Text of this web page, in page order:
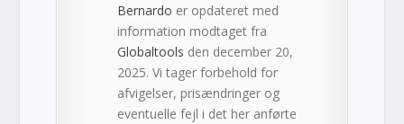
Bernardo er opdateret med
information modtaget fra
Globaltools den december 20,
2025. Vi tager forbehold for
afvigelser, prisændringer og
eventuelle fejl i det her anførte